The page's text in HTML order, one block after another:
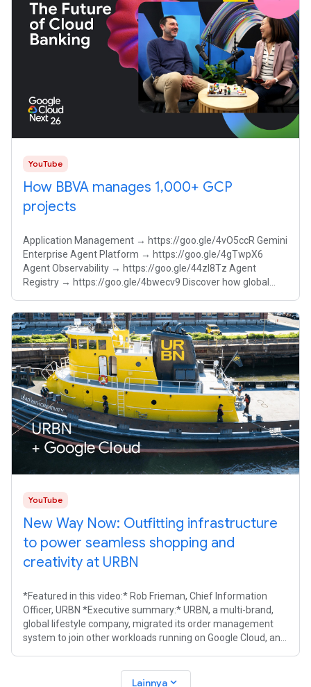
YouTube
How BBVA manages 1,000+ GCP
projects
Application Management → https://goo.gle/4vO5ccR Gemini
Enterprise Agent Platform → https://goo.gle/4gTwpX6
Agent Observability → https://goo.gle/44zI8Tz Agent
Registry → https://goo.gle/4bwecv9 Discover how global
YouTube
New Way Now: Outfitting infrastructure
to power seamless shopping and
creativity at URBN
*Featured in this video:* Rob Frieman, Chief Information
Officer, URBN *Executive summary:* URBN, a multi-brand,
global lifestyle company, migrated its order management
system to join other workloads running on Google Cloud, and
Lainnyaexpand_more